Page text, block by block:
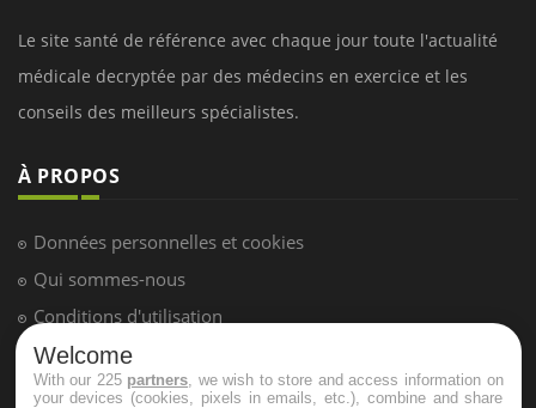
Le site santé de référence avec chaque jour toute l'actualité
médicale decryptée par des médecins en exercice et les
conseils des meilleurs spécialistes.
À PROPOS
Données personnelles et cookies
Qui sommes-nous
Conditions d'utilisation
Plan du site
Mentions Légales
Welcome
With our 225 partners , we wish to store and access information on
your devices (cookies, pixels in emails, etc.), combine and share